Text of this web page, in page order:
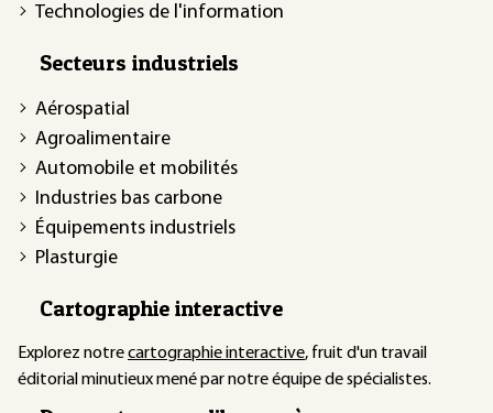
Technologies de l'information
Secteurs industriels
Aérospatial
Agroalimentaire
Automobile et mobilités
Industries bas carbone
Équipements industriels
Plasturgie
Cartographie interactive
Explorez notrecartographie interactive, fruit d'un travail
éditorial minutieux mené par notre équipe de spécialistes.